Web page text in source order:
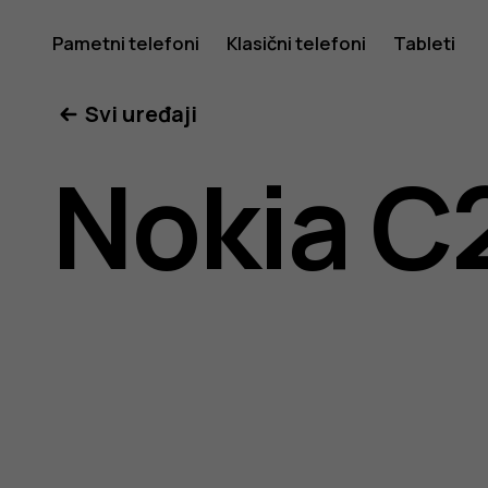
za
korisnike
Pametni telefoni Klasični telefoni Tableti
Svi uređaji
Nokia